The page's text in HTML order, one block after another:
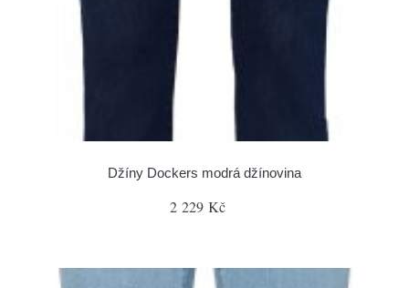
Džíny Dockers modrá džínovina
2 229 Kč